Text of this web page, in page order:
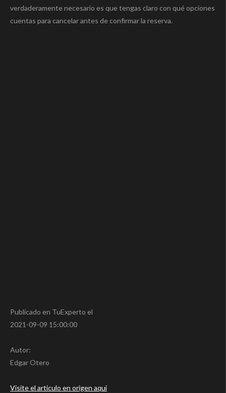
verdaderamente necesario es que tengas claro con qué opciones
cuentas para cancelar antes de confirmar la reserva.
Publicado en TuExperto el
2021-09-09 15:00:00
Autor:
Edgar Otero
Visite el articulo en origen aqui